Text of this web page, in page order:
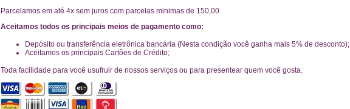
Parcelamos em até 4x sem juros com parcelas minimas de 150,00.
Aceitamos todos os principais meios de pagamento como:
Depósito ou transferência eletrônica bancária (Nesta condição você ganha mais 5% de desconto);
Aceitamos os principais Cartões de Crédito;
Toda facilidade para você usufruir de nossos serviços ou para presentear quem você gosta.